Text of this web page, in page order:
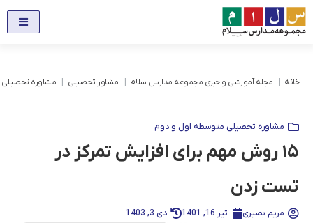
خانه مجله آموزشی و خبری مجموعه مدارس سلام مشاور تحصیلی مشاوره
مشاوره تحصیلی متوسطه اول و دوم
۱۵ روش مهم برای افزایش تمرکز در
تست زدن
مریم بصیری تیر 16, 1401 دی 3, 1403